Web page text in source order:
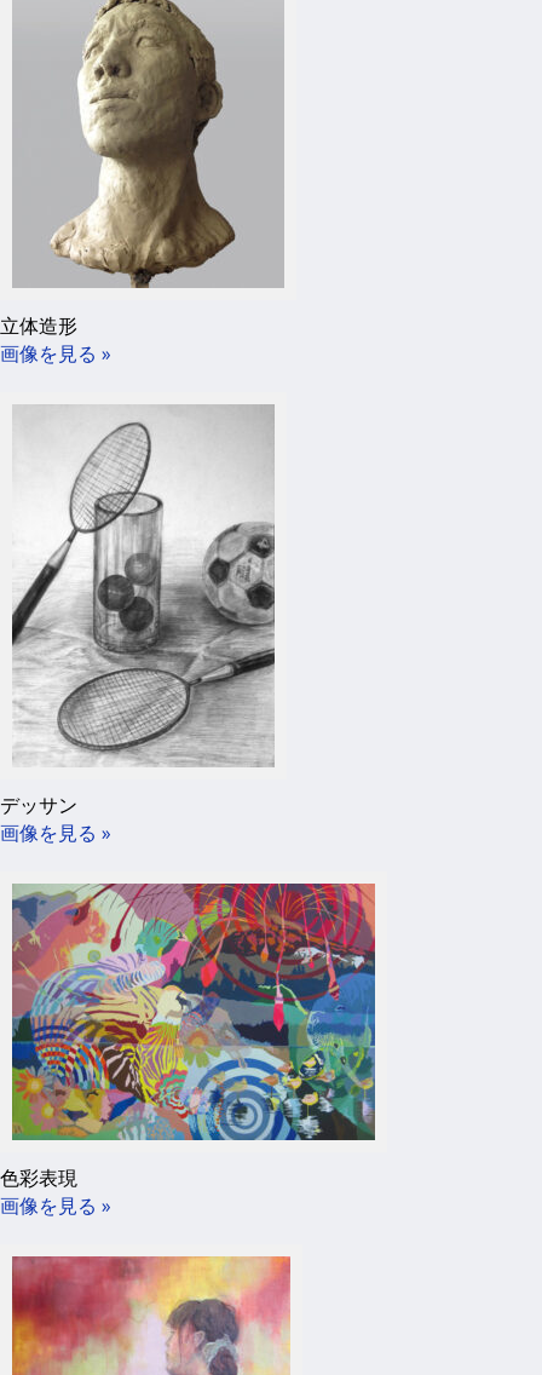
立体造形
画像を見る »
デッサン
画像を見る »
色彩表現
画像を見る »